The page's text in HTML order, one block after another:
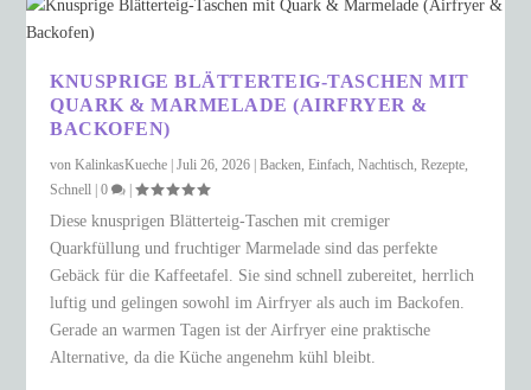
KNUSPRIGE BLÄTTERTEIG-TASCHEN MIT
QUARK & MARMELADE (AIRFRYER &
BACKOFEN)
vonKalinkasKueche |Juli 26, 2026 |Backen,Einfach,Nachtisch,Rezepte,
Schnell |0 |
Diese knusprigen Blätterteig-Taschen mit cremiger
Quarkfüllung und fruchtiger Marmelade sind das perfekte
Gebäck für die Kaffeetafel. Sie sind schnell zubereitet, herrlich
luftig und gelingen sowohl im Airfryer als auch im Backofen.
Gerade an warmen Tagen ist der Airfryer eine praktische
Alternative, da die Küche angenehm kühl bleibt.